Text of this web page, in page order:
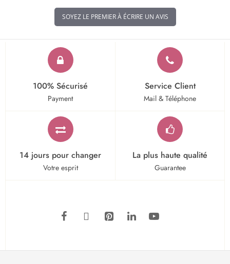
SOYEZ LE PREMIER À ÉCRIRE UN AVIS
100% Sécurisé
Payment
Service Client
Mail & Téléphone
14 jours pour changer
Votre esprit
La plus haute qualité
Guarantee